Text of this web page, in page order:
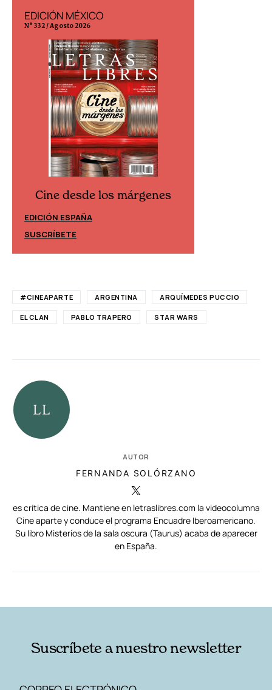
EDICIÓN MÉXICO
N° 332 / Agosto 2026
Cine desde los márgenes
EDICIÓN ESPAÑA
SUSCRÍBETE
#CINEAPARTE ARGENTINA ARQUÍMEDES PUCCIO
EL CLAN PABLO TRAPERO STAR WARS
AUTOR
FERNANDA SOLÓRZANO
es crítica de cine. Mantiene en letraslibres.com la videocolumna
Cine aparte y conduce el programa Encuadre Iberoamericano.
Su libro Misterios de la sala oscura (Taurus) acaba de aparecer
en España.
Suscríbete a nuestro newsletter